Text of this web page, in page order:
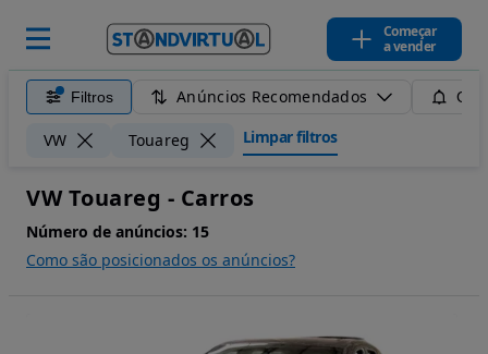
Começar
a vender
Filtros Anúncios Recomendados
VW Touareg Limpar filtros
VW Touareg - Carros
Número de anúncios: 15
Como são posicionados os anúncios?